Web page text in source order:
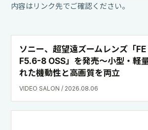
内容はリンク先でご確認ください。
ソニー、超望遠ズームレンズ「
F5.6-8 OSS」を発売〜小型・軽
れた機動性と高画質を両立
VIDEO SALON / 2026.08.06